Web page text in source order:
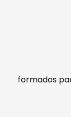
formados